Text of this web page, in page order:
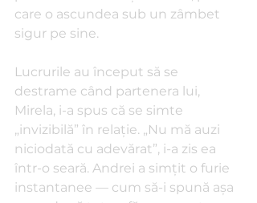
care o ascundea sub un zâmbet
sigur pe sine.
Lucrurile au început să se
destrame când partenera lui,
Mirela, i-a spus că se simte
„invizibilă” în relație. „Nu mă auzi
niciodată cu adevărat”, i-a zis ea
într-o seară. Andrei a simțit o furie
instantanee — cum să-i spună așa